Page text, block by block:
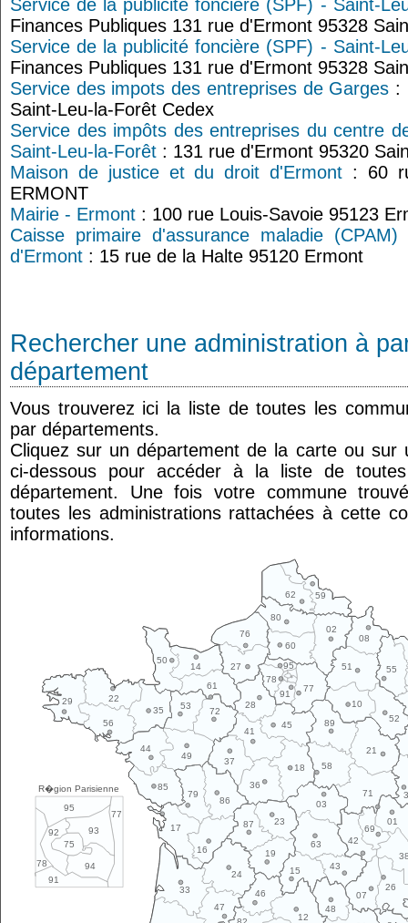
Service de la publicité foncière (SPF) - Saint-
Finances Publiques 131 rue d'Ermont 95328
Service de la publicité foncière (SPF) - Saint-
Finances Publiques 131 rue d'Ermont 95328
Service des impots des entreprises de Garges :
Saint-Leu-la-Forêt Cedex
Service des impôts des entreprises du centre
Saint-Leu-la-Forêt : 131 rue d'Ermont 95320
Maison de justice et du droit d'Ermont : 60
ERMONT
Mairie - Ermont : 100 rue Louis-Savoie 95123
Caisse primaire d'assurance maladie
d'Ermont : 15 rue de la Halte 95120 Ermont
Rechercher une administration à
département
Vous trouverez ici la liste de toutes les
par départements.
Cliquez sur un département de la carte ou sur
ci-dessous pour accéder à la liste de
département. Une fois votre commune
toutes les administrations rattachées à cette
informations.
R�gion Parisienne
77
78
91
95
93
75
94
92
10
12
14
15
16
17
18
19
21
22
23
24
26
27
28
29
33
35
36
37
41
42
43
44
45
46
47
48
49
50
51
52
53
55
56
58
59
60
61
62
63
69
01
02
03
07
08
71
72
76
77
78
79
80
85
86
87
89
91
95